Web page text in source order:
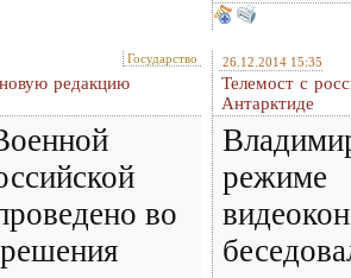
Государство
редакцию
во
26.12.2014 15:35
Телемост с
Антарктиде
режиме